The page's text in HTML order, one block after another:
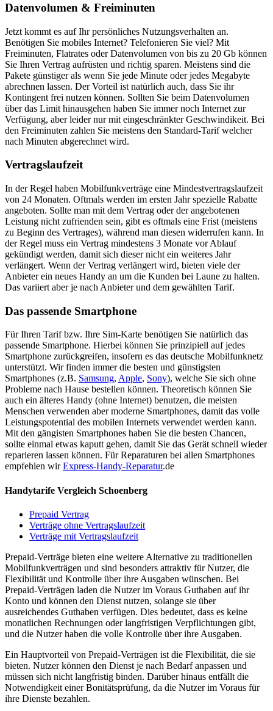
Datenvolumen & Freiminuten
Jetzt kommt es auf Ihr persönliches Nutzungsverhalten an.
Benötigen Sie mobiles Internet? Telefonieren Sie viel? Mit
Freiminuten, Flatrates oder Datenvolumen von bis zu 20 Gb können
Sie Ihren Vertrag aufrüsten und richtig sparen. Meistens sind die
Pakete günstiger als wenn Sie jede Minute oder jedes Megabyte
abrechnen lassen. Der Vorteil ist natürlich auch, dass Sie ihr
Kontingent frei nutzen können. Sollten Sie beim Datenvolumen
über das Limit hinausgehen haben Sie immer noch Internet zur
Verfügung, aber leider nur mit eingeschränkter Geschwindikeit. Bei
den Freiminuten zahlen Sie meistens den Standard-Tarif welcher
nach Minuten abgerechnet wird.
Vertragslaufzeit
In der Regel haben Mobilfunkverträge eine Mindestvertragslaufzeit
von 24 Monaten. Oftmals werden im ersten Jahr spezielle Rabatte
angeboten. Sollte man mit dem Vertrag oder der angebotenen
Leistung nicht zufrienden sein, gibt es oftmals eine Frist (meistens
zu Beginn des Vertrages), während man diesen widerrufen kann. In
der Regel muss ein Vertrag mindestens 3 Monate vor Ablauf
gekündigt werden, damit sich dieser nicht ein weiteres Jahr
verlängert. Wenn der Vertrag verlängert wird, bieten viele der
Anbieter ein neues Handy an um die Kunden bei Laune zu halten.
Das variiert aber je nach Anbieter und dem gewählten Tarif.
Das passende Smartphone
Für Ihren Tarif bzw. Ihre Sim-Karte benötigen Sie natürlich das
passende Smartphone. Hierbei können Sie prinzipiell auf jedes
Smartphone zurückgreifen, insofern es das deutsche Mobilfunknetz
unterstützt. Wir finden immer die besten und günstigsten
Smartphones (z.B. Samsung, Apple, Sony), welche Sie sich ohne
Probleme nach Hause bestellen können. Theoretisch können Sie
auch ein älteres Handy (ohne Internet) benutzen, die meisten
Menschen verwenden aber moderne Smartphones, damit das volle
Leistungspotential des mobilen Internets verwendet werden kann.
Mit den gängisten Smartphones haben Sie die besten Chancen,
sollte einmal etwas kaputt gehen, damit Sie das Gerät schnell wieder
reparieren lassen können. Für Reparaturen bei allen Smartphones
empfehlen wirExpress-Handy-Reparatur.de
Handytarife Vergleich Schoenberg
Prepaid Vertrag
Verträge ohne Vertragslaufzeit
Verträge mit Vertragslaufzeit
Prepaid-Verträge bieten eine weitere Alternative zu traditionellen
Mobilfunkverträgen und sind besonders attraktiv für Nutzer, die
Flexibilität und Kontrolle über ihre Ausgaben wünschen. Bei
Prepaid-Verträgen laden die Nutzer im Voraus Guthaben auf ihr
Konto und können den Dienst nutzen, solange sie über
ausreichendes Guthaben verfügen. Dies bedeutet, dass es keine
monatlichen Rechnungen oder langfristigen Verpflichtungen gibt,
und die Nutzer haben die volle Kontrolle über ihre Ausgaben.
Ein Hauptvorteil von Prepaid-Verträgen ist die Flexibilität, die sie
bieten. Nutzer können den Dienst je nach Bedarf anpassen und
müssen sich nicht langfristig binden. Darüber hinaus entfällt die
Notwendigkeit einer Bonitätsprüfung, da die Nutzer im Voraus für
ihre Dienste bezahlen.